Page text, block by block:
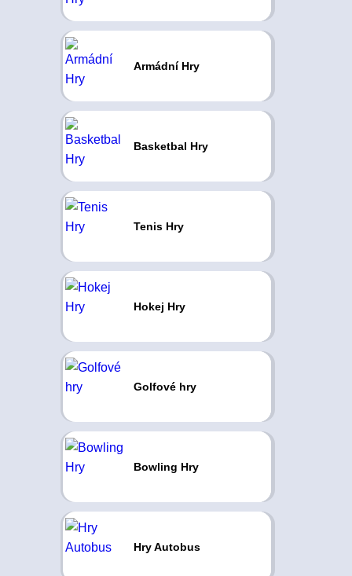
Armádní Hry
Basketbal Hry
Tenis Hry
Hokej Hry
Golfové hry
Bowling Hry
Hry Autobus